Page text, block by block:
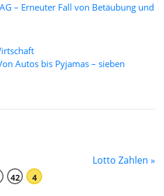
– Erneuter Fall von Betäubung und
Autos bis Pyjamas – sieben
Lotto Zahlen »
42 4